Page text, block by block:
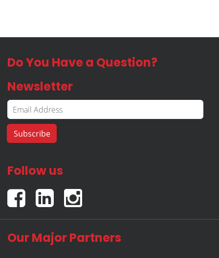
Do You Have a Question?
Newsletter
Follow us
Our Major Partners